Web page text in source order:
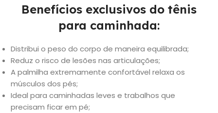
Benefícios exclusivos do tênis
para caminhada:
Distribui o peso do corpo de maneira equilibrada;
Reduz o risco de lesões nas articulações;
A palmilha extremamente confortável relaxa os
músculos dos pés;
Ideal para caminhadas leves e trabalhos que
precisam ficar em pé;